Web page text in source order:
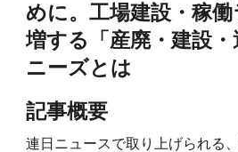
めに。工場建設・稼
増する「産廃・建設
ニーズとは
記事概要
連日ニュースで取り上げられる